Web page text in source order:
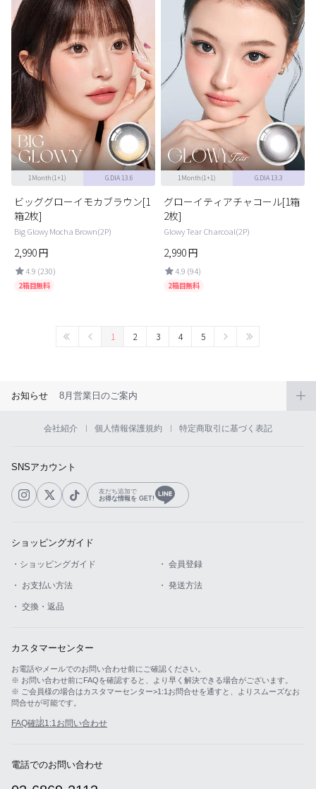
1Month(1+1) G.DIA 13.6
ビッググローイモカブラウン[1
箱2枚]
Big Glowy Mocha Brown(2P)
2,990円
4.9 (230)
2箱目無料
1Month(1+1) G.DIA 13.3
グローイティアチャコール[1箱
2枚]
Glowy Tear Charcoal(2P)
2,990円
4.9 (94)
2箱目無料
1 2 3 4 5
お知らせ 8月営業日のご案内
会社紹介 個人情報保護規約 特定商取引に基づく表記
SNSアカウント
友だち追加で
お得な情報を GET!
ショッピングガイド
・ショッピングガイド ・ 会員登録
・ お支払い方法 ・ 発送方法
・ 交換・返品
カスタマーセンター
お電話やメールでのお問い合わせ前にご確認ください。
※ お問い合わせ前にFAQを確認すると、より早く解決できる場合がございます。
※ ご会員様の場合はカスタマーセンター>1:1お問合せを通すと、よりスムーズなお
問合せが可能です。
FAQ確認1:1お問い合わせ
電話でのお問い合わせ